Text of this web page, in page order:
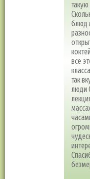
блюд
все
так
люди